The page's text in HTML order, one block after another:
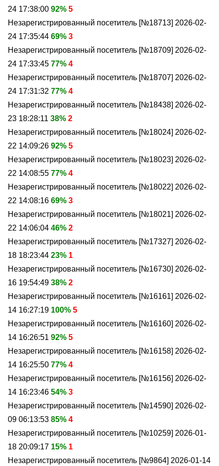
24 17:38:00 92% 5
Незарегистрированный посетитель [№18713] 2026-02-
24 17:35:44 69% 3
Незарегистрированный посетитель [№18709] 2026-02-
24 17:33:45 77% 4
Незарегистрированный посетитель [№18707] 2026-02-
24 17:31:32 77% 4
Незарегистрированный посетитель [№18438] 2026-02-
23 18:28:11 38% 2
Незарегистрированный посетитель [№18024] 2026-02-
22 14:09:26 92% 5
Незарегистрированный посетитель [№18023] 2026-02-
22 14:08:55 77% 4
Незарегистрированный посетитель [№18022] 2026-02-
22 14:08:16 69% 3
Незарегистрированный посетитель [№18021] 2026-02-
22 14:06:04 46% 2
Незарегистрированный посетитель [№17327] 2026-02-
18 18:23:44 23% 1
Незарегистрированный посетитель [№16730] 2026-02-
16 19:54:49 38% 2
Незарегистрированный посетитель [№16161] 2026-02-
14 16:27:19 100% 5
Незарегистрированный посетитель [№16160] 2026-02-
14 16:26:51 92% 5
Незарегистрированный посетитель [№16158] 2026-02-
14 16:25:50 77% 4
Незарегистрированный посетитель [№16156] 2026-02-
14 16:23:46 54% 3
Незарегистрированный посетитель [№14590] 2026-02-
09 06:13:53 85% 4
Незарегистрированный посетитель [№10259] 2026-01-
18 20:09:17 15% 1
Незарегистрированный посетитель [№9864] 2026-01-14